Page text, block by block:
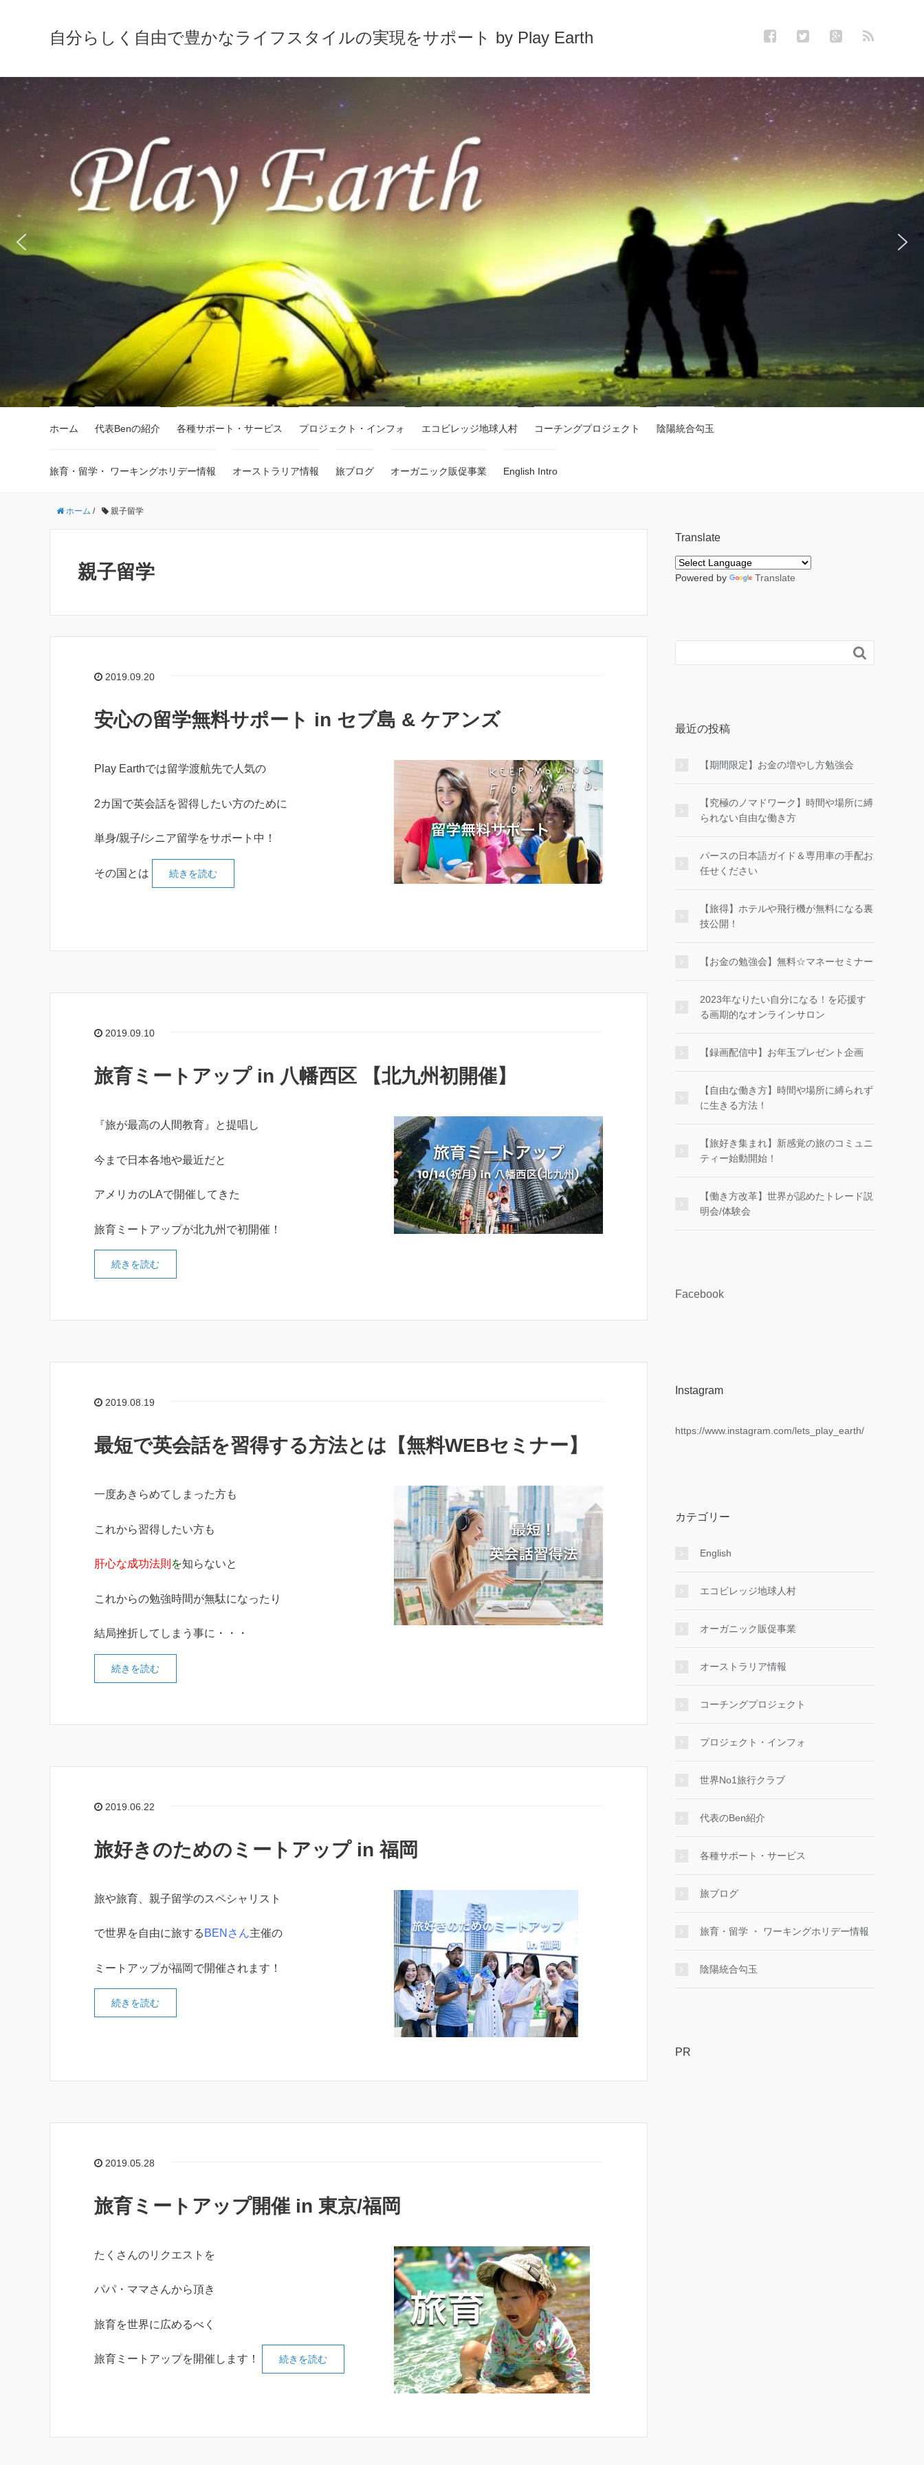
自分らしく自由で豊かなライフスタイルの実現をサポート by Play Earth
ホーム 代表Benの紹介 各種サポート・サービス プロジェクト・インフォ エコビレッジ地球人村 コーチングプロジェクト 陰陽統合勾玉
旅育・留学・ ワーキングホリデー情報 オーストラリア情報 旅ブログ オーガニック販促事業 English Intro
ホーム / 親子留学
親子留学
2019.09.20
安心の留学無料サポート in セブ島 & ケアンズ
Play Earthでは留学渡航先で人気の
2カ国で英会話を習得したい方のために
単身/親子/シニア留学をサポート中！
その国とは 続きを読む
2019.09.10
旅育ミートアップ in 八幡西区 【北九州初開催】
『旅が最高の人間教育』と提唱し
今まで日本各地や最近だと
アメリカのLAで開催してきた
旅育ミートアップが北九州で初開催！
続きを読む
2019.08.19
最短で英会話を習得する方法とは【無料WEBセミナー】
一度あきらめてしまった方も
これから習得したい方も
肝心な成功法則 を知らないと
これからの勉強時間が無駄になったり
結局挫折してしまう事に・・・
続きを読む
2019.06.22
旅好きのためのミートアップ in 福岡
旅や旅育、親子留学のスペシャリスト
で世界を自由に旅する BENさん主催の
ミートアップが福岡で開催されます！
続きを読む
2019.05.28
旅育ミートアップ開催 in 東京/福岡
たくさんのリクエストを
パパ・ママさんから頂き
旅育を世界に広めるべく
旅育ミートアップを開催します！ 続きを読む
Translate
Powered by Translate

最近の投稿
【期間限定】お金の増やし方勉強会
【究極のノマドワーク】時間や場所に縛
られない自由な働き方
パースの日本語ガイド＆専用車の手配お
任せください
【旅得】ホテルや飛行機が無料になる裏
技公開！
【お金の勉強会】無料☆マネーセミナー
2023年なりたい自分になる！を応援す
る画期的なオンラインサロン
【録画配信中】お年玉プレゼント企画
【自由な働き方】時間や場所に縛られず
に生きる方法！
【旅好き集まれ】新感覚の旅のコミュニ
ティー始動開始！
【働き方改革】世界が認めたトレード説
明会/体験会
Facebook
Instagram
https://www.instagram.com/lets_play_earth/
カテゴリー
English
エコビレッジ地球人村
オーガニック販促事業
オーストラリア情報
コーチングプロジェクト
プロジェクト・インフォ
世界No1旅行クラブ
代表のBen紹介
各種サポート・サービス
旅ブログ
旅育・留学 ・ ワーキングホリデー情報
陰陽統合勾玉
PR